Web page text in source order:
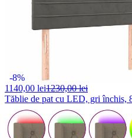
-8%
1140,00 lei1230,00 lei
Tăblie de pat cu LED, gri închis,